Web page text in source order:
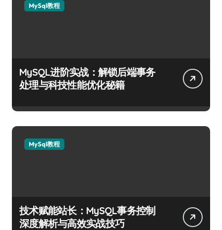
MySql教程
MySQL进阶实战：解锁后端事务
处理与科技性能优化秘籍
MySql教程
技术赋能站长：MySQL事务控制
深度解析与高效实战技巧